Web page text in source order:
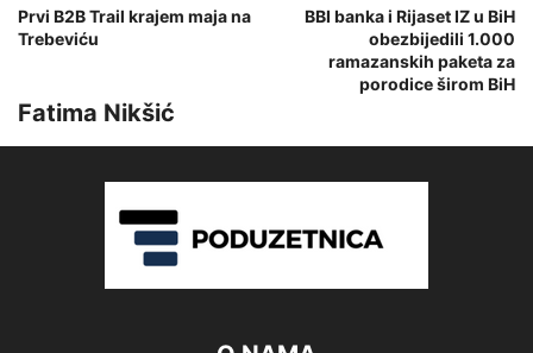
Prvi B2B Trail krajem maja na
Trebeviću
BBI banka i Rijaset IZ u BiH
obezbijedili 1.000
ramazanskih paketa za
porodice širom BiH
Fatima Nikšić